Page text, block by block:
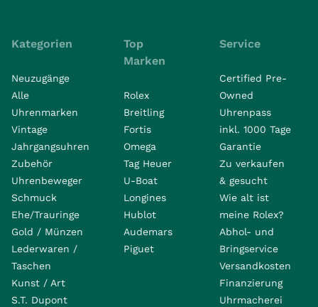
Kategorien
Neuzugänge
Alle
Uhrenmarken
Vintage
Jahrgangsuhren
Zubehör
Uhrenbeweger
Schmuck
Ehe/Trauringe
Gold / Münzen
Lederwaren /
Taschen
Kunst / Art
S.T. Dupont
Top
Marken
Rolex
Breitling
Fortis
Omega
Tag Heuer
U-Boat
Longines
Hublot
Audemars
Piguet
Service
Certified Pre-
Owned
Uhrenpass
inkl. 1000 Tage
Garantie
Zu verkaufen
& gesucht
Wie alt ist
meine Rolex?
Abhol- und
Bringservice
Versandkosten
Finanzierung
Uhrmacherei